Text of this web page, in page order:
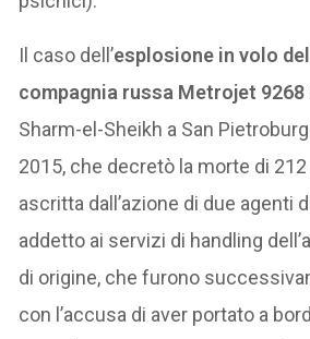
Il caso dell’esplosione in volo
compagnia russa Metrojet 9268
Sharm-el-Sheikh a San
2015, che decretò la morte di
ascritta dall’azione di due agenti
addetto ai servizi di handling
di origine, che furono
con l’accusa di aver portato a